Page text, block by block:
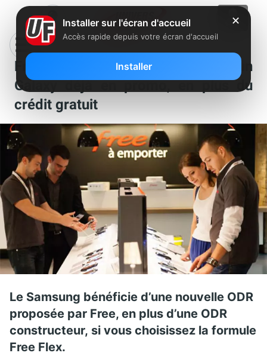
Free ajoute une nouvelle promo à un
Galaxy déjà en promo, en plus du
crédit gratuit
Le Samsung bénéficie d’une nouvelle ODR
proposée par Free, en plus d’une ODR
constructeur, si vous choisissez la formule
Free Flex.
✕
Installer sur l'écran d'accueil
Accès rapide depuis votre écran d'accueil
Installer